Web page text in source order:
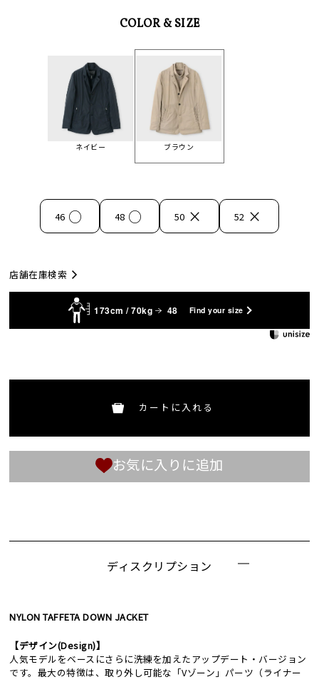
COLOR & SIZE
ネイビー ブラウン
46 ○ 48 ○ 50 × 52 ×
店舗在庫検索
173cm / 70kg 48 Find your size
カートに入れる
お気に入りに追加
ディスクリプション
NYLON TAFFETA DOWN JACKET
【デザイン(Design)】
人気モデルをベースにさらに洗練を加えたアップデート・バージョン
です。最大の特徴は、取り外し可能な「Vゾーン」パーツ（ライナー